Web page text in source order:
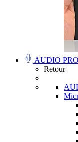
AUDIO PRO
Retour